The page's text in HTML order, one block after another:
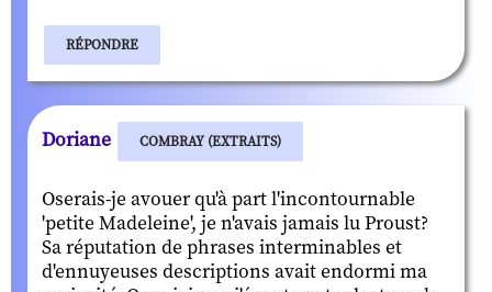
RÉPONDRE
Doriane COMBRAY (EXTRAITS)
Oserais-je avouer qu'à part l'incontournable
'petite Madeleine', je n'avais jamais lu Proust?
Sa réputation de phrases interminables et
d'ennuyeuses descriptions avait endormi ma